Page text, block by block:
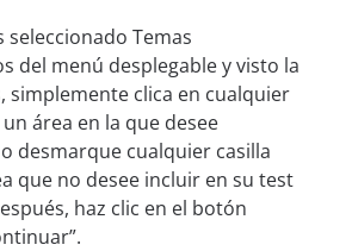
seleccionado Temas
del menú desplegable y visto la
simplemente clica en cualquier
área en la que desee
desmarque cualquier casilla
que no desee incluir en su test
haz clic en el botón